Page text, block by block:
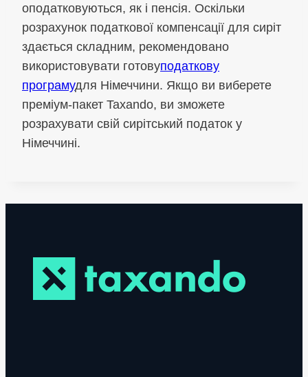
оподатковуються, як і пенсія. Оскільки
розрахунок податкової компенсації для сиріт
здається складним, рекомендовано
використовувати готовуподаткову
програмудля Німеччини. Якщо ви виберете
преміум-пакет Taxando, ви зможете
розрахувати свій сирітський податок у
Німеччині.